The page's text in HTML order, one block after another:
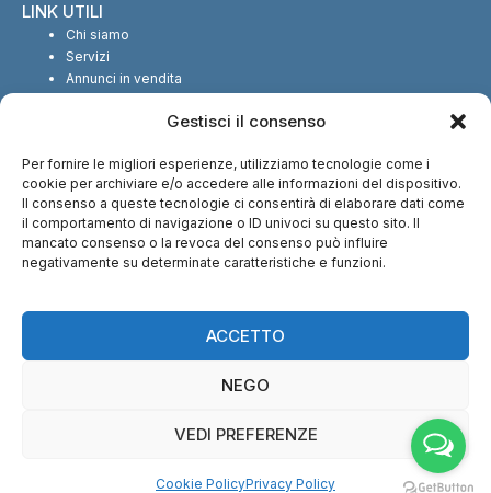
Gestisci il consenso
Per fornire le migliori esperienze, utilizziamo tecnologie come i
cookie per archiviare e/o accedere alle informazioni del dispositivo.
Il consenso a queste tecnologie ci consentirà di elaborare dati come
il comportamento di navigazione o ID univoci su questo sito. Il
mancato consenso o la revoca del consenso può influire
negativamente su determinate caratteristiche e funzioni.
ACCETTO
NEGO
VEDI PREFERENZE
Cookie PolicyPrivacy Policy
LINK UTILI
Chi siamo
Servizi
Annunci in vendita
SEGUICI SUI SOCIAL
CI TROVI ANCHE SU:
© Copyright 2013 – 2026 Nuova Immobiliare di Fabio Serralunga | Tutti i
diritti riservati – P.IVA: 12028540016 |Cookie Policy Privacy Policy